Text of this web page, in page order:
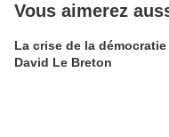
Vous aimerez
La crise de la
David Le Breton